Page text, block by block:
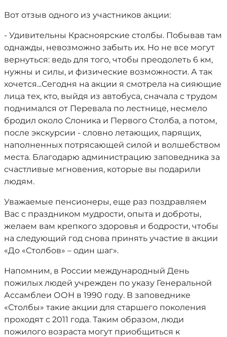
Вот отзыв одного из участников акции:
- Удивительны Красноярские столбы. Побывав там
однажды, невозможно забыть их. Но не все могут
вернуться: ведь для того, чтобы преодолеть 6 км,
нужны и силы, и физические возможности. А так
хочется...Сегодня на акции я смотрела на сияющие
лица тех, кто, выйдя из автобуса, сначала с трудом
поднимался от Перевала по лестнице, несмело
бродил около Слоника и Первого Столба, а потом,
после экскурсии - словно летающих, парящих,
наполненных потрясающей силой и волшебством
места. Благодарю администрацию заповедника за
счастливые мгновения, которые вы подарили
людям.
Уважаемые пенсионеры, еще раз поздравляем
Вас с праздником мудрости, опыта и доброты,
желаем вам крепкого здоровья и бодрости, чтобы
на следующий год снова принять участие в акции
«До «Столбов» – один шаг».
Напомним, в России международный День
пожилых людей учрежден по указу Генеральной
Ассамблеи ООН в 1990 году. В заповеднике
«Столбы» такие акции для старшего поколения
проходят с 2011 года. Таким образом, люди
пожилого возраста могут приобщиться к